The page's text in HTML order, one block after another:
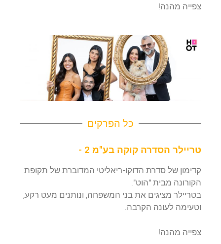
צפייה מהנה!
כל הפרקים
טריילר הסדרה קוקה בע"מ 2 -
קדימון של סדרת הדוקו-ריאליטי המדוברת של תקופת
הקורונה מבית "הוט".
בטריילר מציגים את בני המשפחה, ונותנים מעט רקע,
וטעימה לעונה הקרבה.
צפייה מהנה!